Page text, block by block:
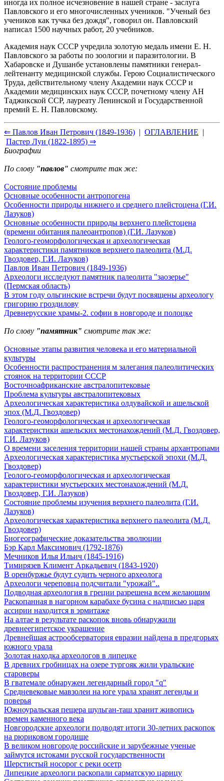
иногда их полное исчезновение в нашей стране - заслуга
Павловского и его многочисленных учеников. "Ученый без
учеников как тучка без дождя", говорил он. Павловский
написал 1500 научных работ, 20 учебников.
Академия наук СССР учредила золотую медаль имени Е. Н.
Павловского за работы по зоологии и паразитологии. В
Хабаровске и Душанбе установлены памятники генерал-
лейтенанту медицинской службы. Герою Социалистического
Труда, действительному члену Академии наук СССР и
Академии медицинских наук СССР, почетному члену АН
Таджикской ССР, лауреату Ленинской и Государственной
премий Е. Н. Павловскому.
⇐ Павлов Иван Петрович (1849-1936) | ОГЛАВЛЕНИЕ |
Пастер Луи (1822-1895) ⇒
Биографии
По слову "павлов" смотрите так же:
Состояние проблемы
Основные особенности антропогена
Особенности природы нижнего и среднего плейстоцена (Г.И.
Лазуков)
Основные особенности природы верхнего плейстоцена
(времени обитания палеоантропов) (Г.И. Лазуков)
Геолого-геоморфологическая и археологическая
характеристики памятников верхнего палеолита (М.Д.
Гвоздовер, Г.И. Лазуков)
Павлов Иван Петрович (1849-1936)
Археологи исследуют памятник палеолита "заозерье"
(Пермская область)
В этом году ольгинские встречи будут посвящены археологу
григорию гроздилову
Древнерусские храмы-2. софии в новгороде и полоцке
По слову "памятник" смотрите так же:
Основные этапы развития человека и его материальной
культуры
Особенности распространения м залегания палеолитических
стоянок на территории СССР
Восточноафриканские австралопитековые
Проблема культуры австралопитековых
Археологическая характеристика олдувайской и ашельской
эпох (М.Д. Гвоздовер)
Геолого-геоморфологическая и археологическая
характеристики ашельских местонахождений (М.Д. Гвоздовер,
Г.И. Лазуков)
О времени заселения территории нашей страны архантропами
Археологическая характеристика мустьерской эпохи (М.Д.
Гвоздовер)
Геолого-геоморфологическая и археологическая
характеристики мустьерских местонахождений (М.Д.
Гвоздовер, Г.И. Лазуков)
Состояние проблемы изучения верхнего палеолита (Г.И.
Лазуков)
Археологическая характеристика верхнего палеолита (М.Д.
Гвоздовер)
Биогеографические доказательства эволюции
Бэр Карл Максимович (1792-1876)
Мечников Илья Ильич (1845-1916)
Тимирязев Климент Аркадьевич (1843-1920)
В оренбуржье будут судить черного археолога
Археологи череповца подсчитали "урожай"..
Подводная археология в греции разрешена всем желающим
Раскопанная в нагорном карабахе бусина с надписью царя
ассирии находится в эрмитаже
На алтае в результате раскопок вновь обнаружили
древнеегипетское украшение
Древнейшая астрообсерватория евразии найдена в предгорьях
южного урала
Золотая находка археологов в липецке
В древних гробницах на озере тургояк жили уральские
староверы
В гватемале обнаружен легендарный город "q"
Средневековые мавзолеи на юге урала хранят легенды и
поверья
Южноуральская пещера шульган-таш хранит живопись
времен каменного века
Новгородские археологи подводят итоги 30-летних раскопок
на рюриковом городище
В великом новгороде российские и зарубежные ученые
займутся истоками русской государственности
Шерстистый носорог с реки осетр
Липецкие археологи раскопали сарматскую царицу